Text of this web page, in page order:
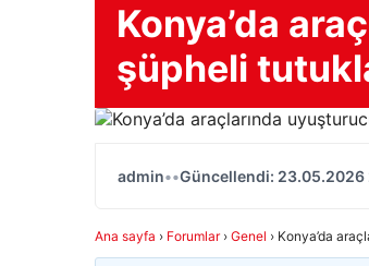
Konya’da
şüpheli
admin••Güncellendi: 23.05.2026
Ana sayfa › Forumlar › Genel › Konya’da